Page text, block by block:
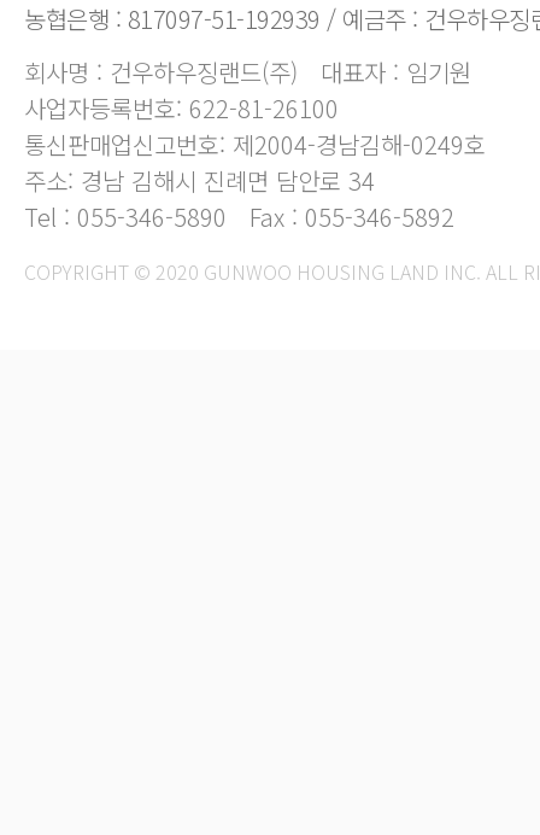
농협은행 : 817097-51-192939 / 예금주 : 건우하우징
회사명 : 건우하우징랜드(주)
대표자 : 임기원
사업자등록번호: 622-81-26100
통신판매업신고번호: 제2004-경남김해-0249호
주소: 경남 김해시 진례면 담안로 34
Tel : 055-346-5890
Fax : 055-346-5892
COPYRIGHT © 2020 GUNWOO HOUSING LAND INC. ALL